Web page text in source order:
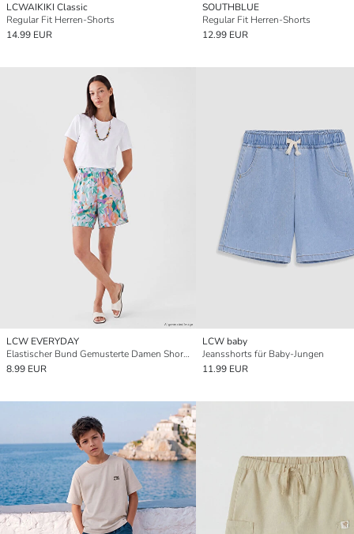
LCWAIKIKI Classic
Regular Fit Herren-Shorts
14.99 EUR
SOUTHBLUE
Regular Fit Herren-Shorts
12.99 EUR
LCW EVERYDAY
Elastischer Bund Gemusterte Damen Shorts
8.99 EUR
LCW baby
Jeansshorts für Baby-Jungen
11.99 EUR